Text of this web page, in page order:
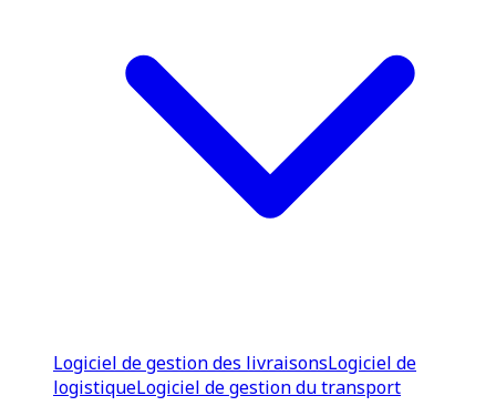
Logiciel de gestion des livraisonsLogiciel de
logistiqueLogiciel de gestion du transport